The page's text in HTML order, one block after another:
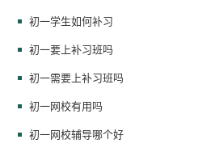
初一学生如何补习
初一要上补习班吗
初一需要上补习班吗
初一网校有用吗
初一网校辅导哪个好